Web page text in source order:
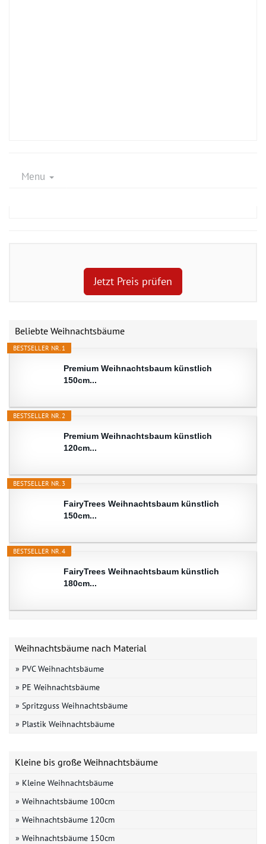
Menu
Jetzt Preis prüfen
Beliebte Weihnachtsbäume
BESTSELLER NR. 1
Premium Weihnachtsbaum künstlich
150cm...
BESTSELLER NR. 2
Premium Weihnachtsbaum künstlich
120cm...
BESTSELLER NR. 3
FairyTrees Weihnachtsbaum künstlich
150cm...
BESTSELLER NR. 4
FairyTrees Weihnachtsbaum künstlich
180cm...
Weihnachtsbäume nach Material
» PVC Weihnachtsbäume
» PE Weihnachtsbäume
» Spritzguss Weihnachtsbäume
» Plastik Weihnachtsbäume
Kleine bis große Weihnachtsbäume
» Kleine Weihnachtsbäume
» Weihnachtsbäume 100cm
» Weihnachtsbäume 120cm
» Weihnachtsbäume 150cm